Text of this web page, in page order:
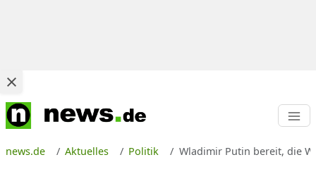
news.de Aktuelles Politik Wladimir Putin bereit, die